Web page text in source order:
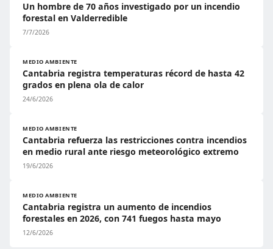
Un hombre de 70 años investigado por un incendio
forestal en Valderredible
7/7/2026
MEDIO AMBIENTE
Cantabria registra temperaturas récord de hasta 42
grados en plena ola de calor
24/6/2026
MEDIO AMBIENTE
Cantabria refuerza las restricciones contra incendios
en medio rural ante riesgo meteorológico extremo
19/6/2026
MEDIO AMBIENTE
Cantabria registra un aumento de incendios
forestales en 2026, con 741 fuegos hasta mayo
12/6/2026